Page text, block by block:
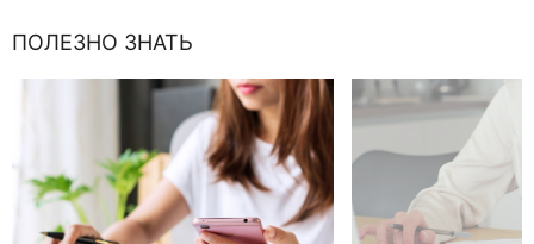
ПОЛЕЗНО ЗНАТЬ